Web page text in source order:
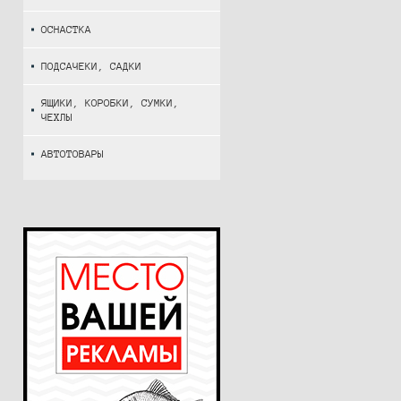
ОСНАСТКА
ПОДСАЧЕКИ, САДКИ
ЯЩИКИ, КОРОБКИ, СУМКИ,
ЧЕХЛЫ
АВТОТОВАРЫ